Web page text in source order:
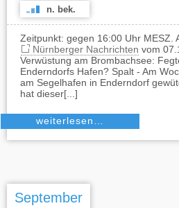
n. bek.
Zeitpunkt: gegen 16:00 Uhr MESZ.
Nürnberger Nachrichten vom
Verwüstung am Brombachsee:
Enderndorfs Hafen? Spalt - Am
am Segelhafen in Enderndorf
hat dieser[...]
weiterlesen…
September